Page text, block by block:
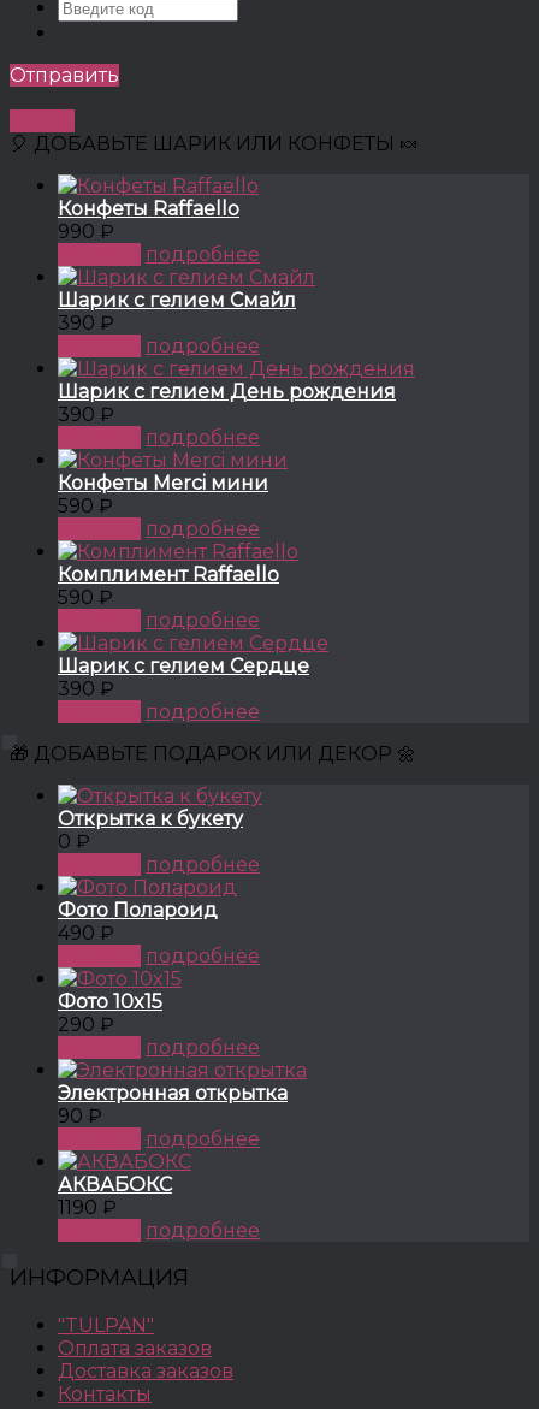
Отправить
🎈 ДОБАВЬТЕ ШАРИК ИЛИ КОНФЕТЫ 🍬
Конфеты Raffaello
990 ₽
подробнее
Шарик с гелием Смайл
390 ₽
подробнее
Шарик с гелием День рождения
390 ₽
подробнее
Конфеты Merci мини
590 ₽
подробнее
Комплимент Raffaello
590 ₽
подробнее
Шарик с гелием Сердце
390 ₽
подробнее
🎁 ДОБАВЬТЕ ПОДАРОК ИЛИ ДЕКОР 🌼
Открытка к букету
0 ₽
подробнее
Фото Полароид
490 ₽
подробнее
Фото 10x15
290 ₽
подробнее
Электронная открытка
90 ₽
подробнее
АКВАБОКС
1190 ₽
подробнее
ИНФОРМАЦИЯ
"TULPAN"
Оплата заказов
Доставка заказов
Контакты